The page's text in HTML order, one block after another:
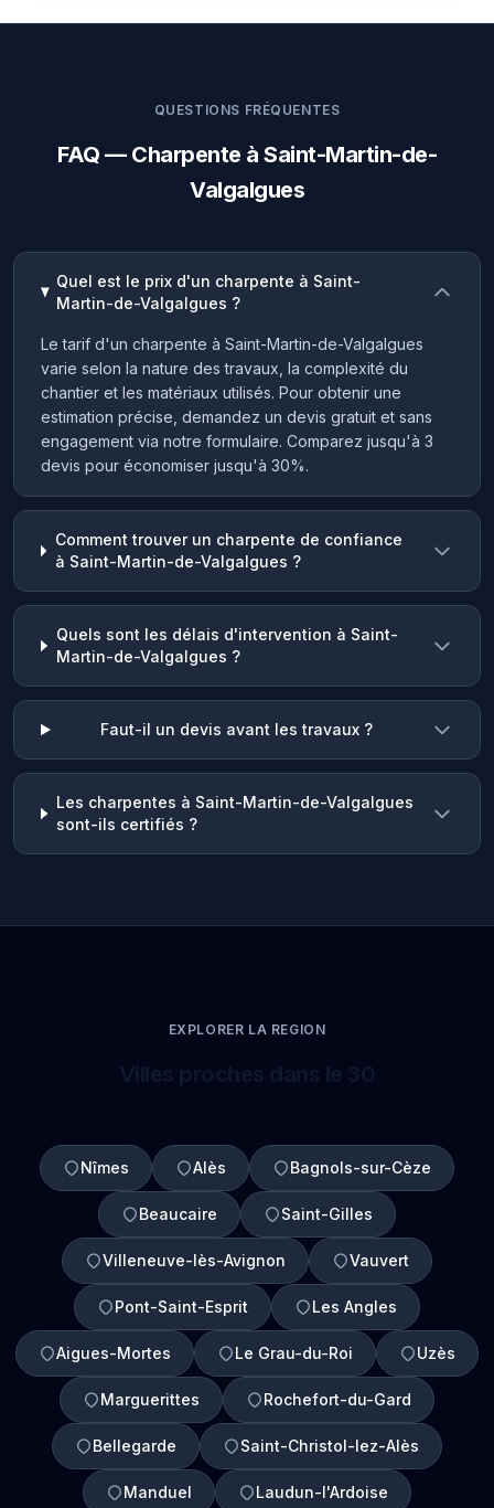
QUESTIONS FRÉQUENTES
FAQ — Charpente à Saint-Martin-de-
Valgalgues
Quel est le prix d'un charpente à Saint-
Martin-de-Valgalgues ?
Le tarif d'un charpente à Saint-Martin-de-Valgalgues
varie selon la nature des travaux, la complexité du
chantier et les matériaux utilisés. Pour obtenir une
estimation précise, demandez un devis gratuit et sans
engagement via notre formulaire. Comparez jusqu'à 3
devis pour économiser jusqu'à 30%.
Comment trouver un charpente de confiance
à Saint-Martin-de-Valgalgues ?
Quels sont les délais d'intervention à Saint-
Martin-de-Valgalgues ?
Faut-il un devis avant les travaux ?
Les charpentes à Saint-Martin-de-Valgalgues
sont-ils certifiés ?
EXPLORER LA REGION
Nîmes Alès Bagnols-sur-Cèze
Beaucaire Saint-Gilles
Villeneuve-lès-Avignon Vauvert
Pont-Saint-Esprit Les Angles
Aigues-Mortes Le Grau-du-Roi Uzès
Marguerittes Rochefort-du-Gard
Bellegarde Saint-Christol-lez-Alès
Manduel Laudun-l'Ardoise